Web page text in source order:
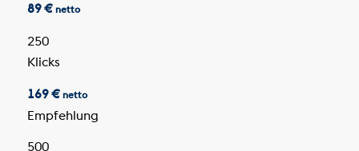
89 € netto
250
Klicks
169 € netto
Empfehlung
500